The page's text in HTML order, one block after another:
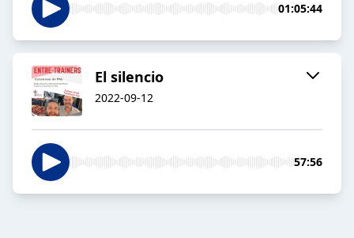
01:05:44
El silencio
2022-09-12
57:56